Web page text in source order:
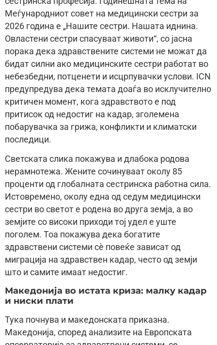
Меѓународниот совет на медицински сестри за
2026 година е „Нашите сестри. Нашата иднина.
Овластени сестри спасуваат животи“, со јасна
порака дека здравствените системи не можат да
бидат силни ако медицинските сестри работат во
небезбедни, потценети и исцрпувачки услови. ICN
предупредува дека темата доаѓа во исклучително
критичен момент, кога здравството е под
притисок од недостиг на кадар, зголемена
побарувачка за грижа, конфликти и климатски
последици.
Светската слика покажува и длабока родова
нерамнотежа. Жените сочинуваат околу 85
проценти од глобалната сестринска работна сила.
Истовремено, околу една од седум медицински
сестри во светот е родена во друга земја, а во
земјите со високи приходи тој удел е уште
поголем. Тоа покажува дека богатите
здравствени системи сè повеќе зависат од
миграција на здравствен кадар, често од земји
што и самите имаат недостиг.
Македонија во истата криза: малку кадар
и ниски плати
Тука почнува и македонската приказна.
Македонија, според анализите на Европската